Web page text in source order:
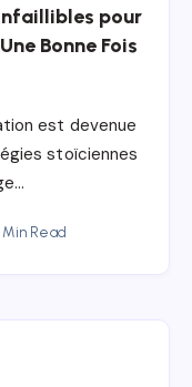
pour
Bonne Fois
est devenue
stoïciennes
Min Read